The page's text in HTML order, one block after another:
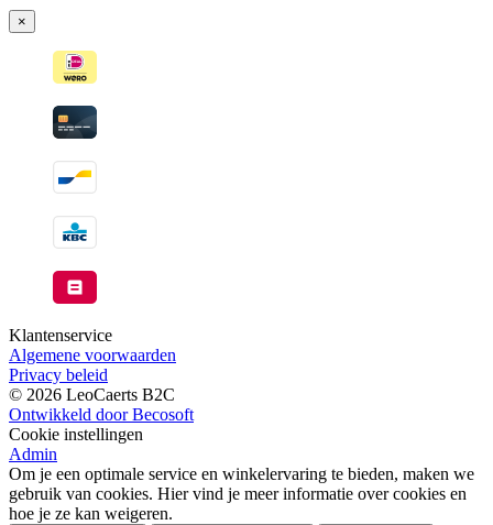
verzonden
wanneer
beschikbaar
×
Klantenservice
Algemene voorwaarden
Privacy beleid
© 2026 LeoCaerts B2C
Ontwikkeld door Becosoft
Cookie instellingen
Admin
Om je een optimale service en winkelervaring te bieden, maken we
gebruik van cookies. Hier vind je meer informatie over cookies en
hoe je ze kan weigeren.